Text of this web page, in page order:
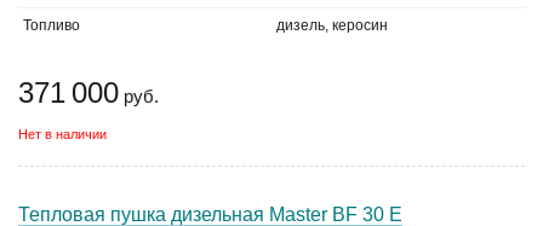
Топливо дизель, керосин
371 000 руб.
Нет в наличии
Тепловая пушка дизельная Master BF 30 E